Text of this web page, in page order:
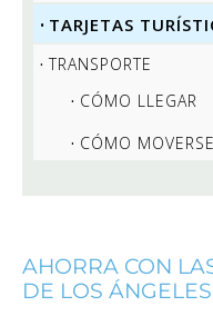
TARJETAS
TRANSPORTE
CÓMO LLEGAR
CÓMO MOVERSE
AHORRA CON
DE LOS ÁNGELES